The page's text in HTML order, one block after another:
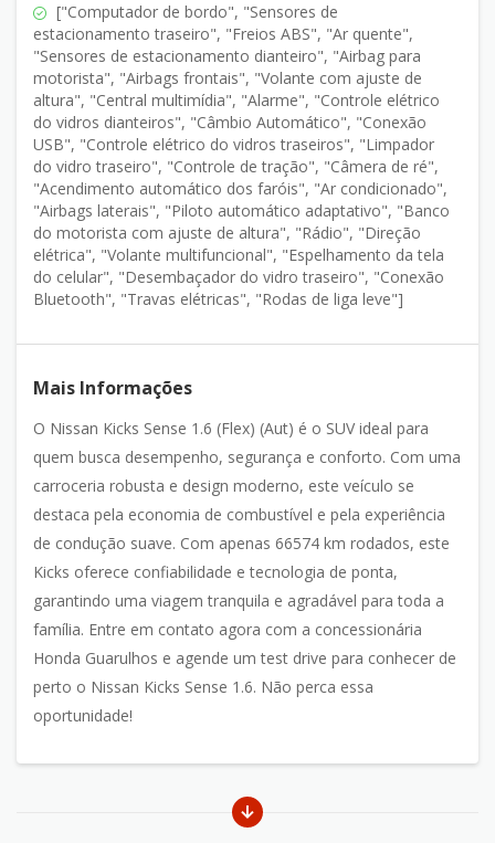
["Computador de bordo", "Sensores de
estacionamento traseiro", "Freios ABS", "Ar quente",
"Sensores de estacionamento dianteiro", "Airbag para
motorista", "Airbags frontais", "Volante com ajuste de
altura", "Central multimídia", "Alarme", "Controle elétrico
do vidros dianteiros", "Câmbio Automático", "Conexão
USB", "Controle elétrico do vidros traseiros", "Limpador
do vidro traseiro", "Controle de tração", "Câmera de ré",
"Acendimento automático dos faróis", "Ar condicionado",
"Airbags laterais", "Piloto automático adaptativo", "Banco
do motorista com ajuste de altura", "Rádio", "Direção
elétrica", "Volante multifuncional", "Espelhamento da tela
do celular", "Desembaçador do vidro traseiro", "Conexão
Bluetooth", "Travas elétricas", "Rodas de liga leve"]
Mais Informações
O Nissan Kicks Sense 1.6 (Flex) (Aut) é o SUV ideal para
quem busca desempenho, segurança e conforto. Com uma
carroceria robusta e design moderno, este veículo se
destaca pela economia de combustível e pela experiência
de condução suave. Com apenas 66574 km rodados, este
Kicks oferece confiabilidade e tecnologia de ponta,
garantindo uma viagem tranquila e agradável para toda a
família. Entre em contato agora com a concessionária
Honda Guarulhos e agende um test drive para conhecer de
perto o Nissan Kicks Sense 1.6. Não perca essa
oportunidade!